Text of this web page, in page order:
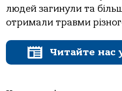
людей загинули та
отримали травми
Читайте нас